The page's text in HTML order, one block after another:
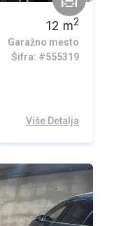
12 m2
Garažno mesto
Šifra: #555319
Više Detalja